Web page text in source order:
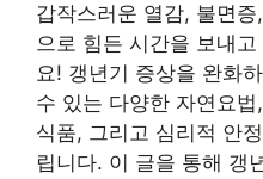
갑작스러운 열감, 불면
으로 힘든 시간을 보내
요! 갱년기 증상을 완화
수 있는 다양한 자연요
식품, 그리고 심리적 안
립니다. 이 글을 통해 갱